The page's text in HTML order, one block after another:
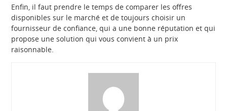
Enfin, il faut prendre le temps de comparer les offres
disponibles sur le marché et de toujours choisir un
fournisseur de confiance, qui a une bonne réputation et qui
propose une solution qui vous convient à un prix
raisonnable.